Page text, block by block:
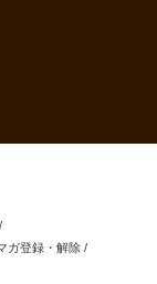
/
ガ登録・解除 /